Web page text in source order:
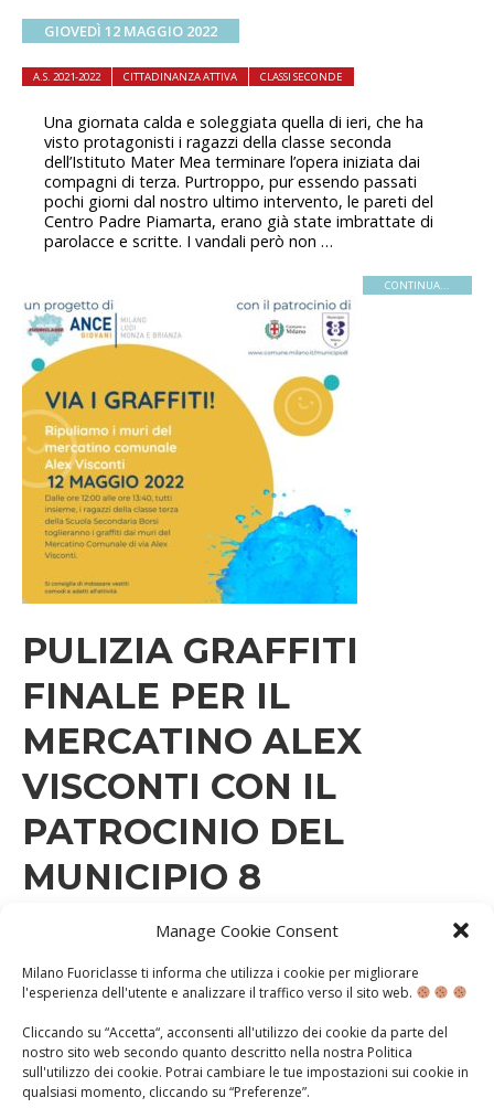
Manage Cookie Consent
Milano Fuoriclasse ti informa che utilizza i cookie per migliorare
l'esperienza dell'utente e analizzare il traffico verso il sito web.
Cliccando su “Accetta“, acconsenti all'utilizzo dei cookie da parte del
nostro sito web secondo quanto descritto nella nostra Politica
sull'utilizzo dei cookie. Potrai cambiare le tue impostazioni sui cookie in
qualsiasi momento, cliccando su “Preferenze”.
GIOVEDÌ 12 MAGGIO 2022
A.S. 2021-2022 CITTADINANZA ATTIVA CLASSI SECONDE
Una giornata calda e soleggiata quella di ieri, che ha
visto protagonisti i ragazzi della classe seconda
dell’Istituto Mater Mea terminare l’opera iniziata dai
compagni di terza. Purtroppo, pur essendo passati
pochi giorni dal nostro ultimo intervento, le pareti del
Centro Padre Piamarta, erano già state imbrattate di
parolacce e scritte. I vandali però non …
CONTINUA...
PULIZIA GRAFFITI
FINALE PER IL
MERCATINO ALEX
VISCONTI CON IL
PATROCINIO DEL
MUNICIPIO 8
LUNEDÌ 9 MAGGIO 2022
A.S. 2021-2022 CITTADINANZA ATTIVA
CLASSI TERZE
SCUOLE DI PERIFERIA SOSTENIBILI
VOLONTARIATO SOCIALE
Nuovo giorno, nuovo intervento! Gli studenti della
classe terza della scuola Borsi torneranno per
completare l’opera presso il mercatino comunale di via
Alex Visconti il giorno 12/05/2022, dalle 12:00 alle 13:40,